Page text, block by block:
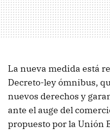
La nueva medida está
Decreto-ley ómnibus,
nuevos derechos y
ante el auge del
propuesto por la Unión